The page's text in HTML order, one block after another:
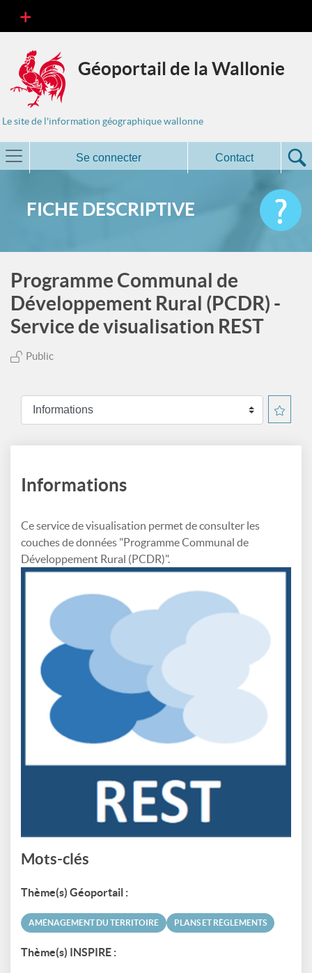
Géoportail de la Wallonie
Le site de l'information géographique wallonne
Se connecter Contact
FICHE DESCRIPTIVE
Programme Communal de
Développement Rural (PCDR) -
Service de visualisation REST
Public
Informations
Ce service de visualisation permet de consulter les
couches de données "Programme Communal de
Développement Rural (PCDR)".
Mots-clés
Thème(s) Géoportail :
AMÉNAGEMENT DU TERRITOIRE PLANS ET RÈGLEMENTS
Thème(s) INSPIRE :